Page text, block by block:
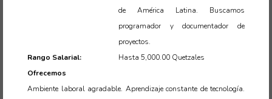
de América Latina. Buscamos
programador y documentador de
proyectos.
Rango Salarial:
Hasta 5,000.00 Quetzales
Ofrecemos
Ambiente laboral agradable. Aprendizaje constante de tecnología.